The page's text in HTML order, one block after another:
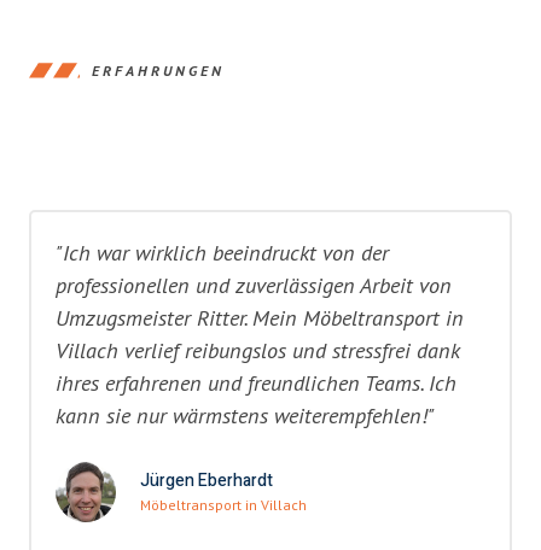
ERFAHRUNGEN
"Ich war wirklich beeindruckt von der
professionellen und zuverlässigen Arbeit von
Umzugsmeister Ritter. Mein Möbeltransport in
Villach verlief reibungslos und stressfrei dank
ihres erfahrenen und freundlichen Teams. Ich
kann sie nur wärmstens weiterempfehlen!"
Jürgen Eberhardt
Möbeltransport in Villach